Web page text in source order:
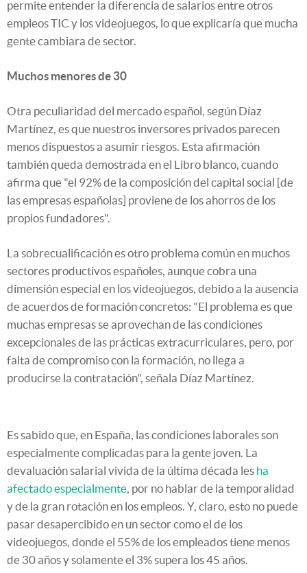
permite entender la diferencia de salarios entre otros
empleos TIC y los videojuegos, lo que explicaría que mucha
gente cambiara de sector.
Muchos menores de 30
Otra peculiaridad del mercado español, según Díaz
Martínez, es que nuestros inversores privados parecen
menos dispuestos a asumir riesgos. Esta afirmación
también queda demostrada en el Libro blanco, cuando
afirma que "el 92% de la composición del capital social [de
las empresas españolas] proviene de los ahorros de los
propios fundadores".
La sobrecualificación es otro problema común en muchos
sectores productivos españoles, aunque cobra una
dimensión especial en los videojuegos, debido a la ausencia
de acuerdos de formación concretos: "El problema es que
muchas empresas se aprovechan de las condiciones
excepcionales de las prácticas extracurriculares, pero, por
falta de compromiso con la formación, no llega a
producirse la contratación", señala Díaz Martínez.
Es sabido que, en España, las condiciones laborales son
especialmente complicadas para la gente joven. La
devaluación salarial vivida de la última década les ha
afectado especialmente, por no hablar de la temporalidad
y de la gran rotación en los empleos. Y, claro, esto no puede
pasar desapercibido en un sector como el de los
videojuegos, donde el 55% de los empleados tiene menos
de 30 años y solamente el 3% supera los 45 años.